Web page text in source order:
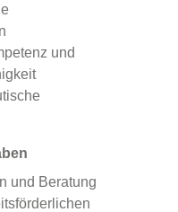
und
und Beratung